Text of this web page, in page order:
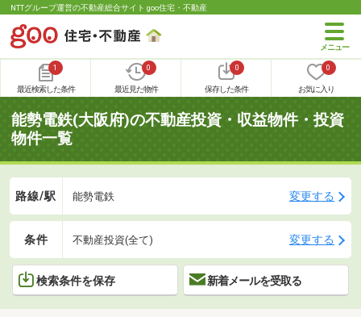
NTTグループ運営の不動産総合サイト goo住宅・不動産
1
最近検索した条件
0
最近見た物件
0
保存した条件
0
お気に入り
能勢電鉄(大阪府)の不動産投資・収益物件・投資
物件一覧
路線/駅 能勢電鉄 変更する
条件 不動産投資(全て) 変更する
検索条件を保存 新着メールを受取る